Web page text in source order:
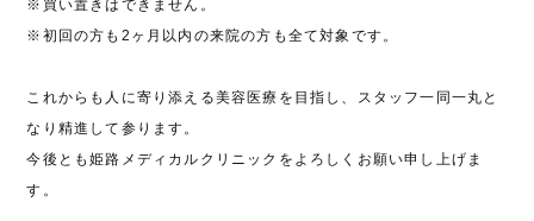
※買い置きはできません。
※初回の方も2ヶ月以内の来院の方も全て対象です。
これからも人に寄り添える美容医療を目指し、スタッフ一同一丸と
なり精進して参ります。
今後とも姫路メディカルクリニックをよろしくお願い申し上げま
す。